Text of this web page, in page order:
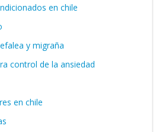
en chile
y migraña
control de la ansiedad
en chile